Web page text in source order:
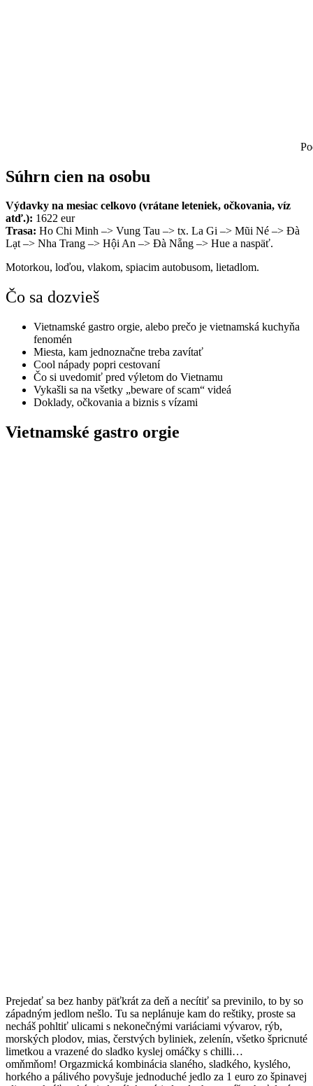
Súhrn cien na osobu
Výdavky na mesiac celkovo (vrátane leteniek, očkovania, víz
atď.): 1622 eur
Trasa: Ho Chi Minh –> Vung Tau –> tx. La Gi –> Mũi Né –> Đà
Lạt –> Nha Trang –> Hội An –> Đà Nẵng –> Hue a naspäť.
Motorkou, loďou, vlakom, spiacim autobusom, lietadlom.
Čo sa dozvieš
Vietnamské gastro orgie, alebo prečo je vietnamská kuchyňa
fenomén
Miesta, kam jednoznačne treba zavítať
Cool nápady popri cestovaní
Čo si uvedomiť pred výletom do Vietnamu
Vykašli sa na všetky „beware of scam“ videá
Doklady, očkovania a biznis s vízami
Vietnamské gastro orgie
Prejedať sa bez hanby päťkrát za deň a necítiť sa previnilo, to by so
západným jedlom nešlo. Tu sa neplánuje kam do reštiky, proste sa
necháš pohltiť ulicami s nekonečnými variáciami vývarov, rýb,
morských plodov, mias, čerstvých byliniek, zelenín, všetko špricnuté
limetkou a vrazené do sladko kyslej omáčky s chilli…
omňmňom! Orgazmická kombinácia slaného, sladkého, kyslého,
horkého a pálivého povyšuje jednoduché jedlo za 1 euro zo špinavej